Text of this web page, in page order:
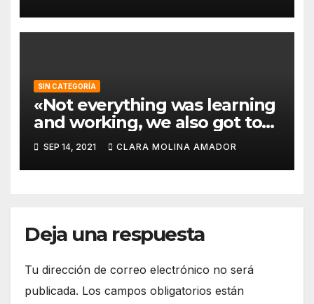
SIN CATEGORÍA
«Not everything was learning
and working, we also got to
know some amazing people
from all over Europe and got
to make new friends and
SEP 14, 2021 CLARA MOLINA AMADOR
Deja una respuesta
Tu dirección de correo electrónico no será
publicada. Los campos obligatorios están